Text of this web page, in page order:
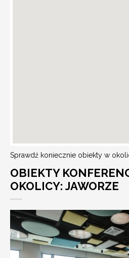
Sprawdź koniecznie obiekty w
OBIEKTY
OKOLICY: JAWORZE